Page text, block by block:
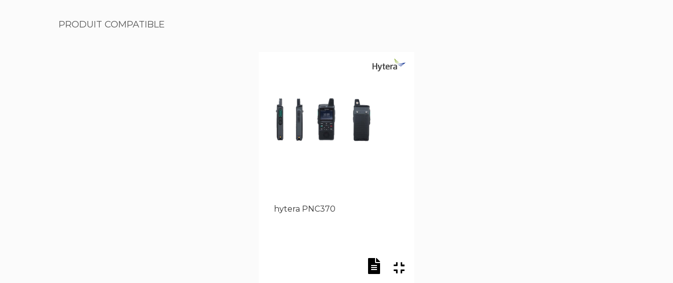
PRODUIT COMPATIBLE
hytera PNC370